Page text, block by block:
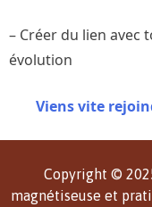
– Créer du lien avec
évolution
Viens vite
Copyright ©
magnétiseuse et